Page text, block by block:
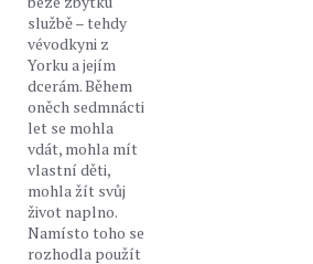
službě – tehdy
vévodkyni z
Yorku a jejím
dcerám. Během
oněch sedmnácti
let se mohla
vdát, mohla mít
vlastní děti,
mohla žít svůj
život naplno.
Namísto toho se
rozhodla použít